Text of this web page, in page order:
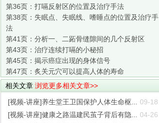
第36页： 打嗝反射区的位置及治疗手法
第38页： 失眠点、失眠线、嗜睡点的位置及治疗手
法
第41页： 分析一、二跖骨缝隙间的几个反射区
第43页： 治疗连续打嗝的小秘招
第45页： 揭示癌症出现的身体信号
第47页： 炙关元穴可以提高人体的寿命
相关文章 浏览更多相关文章>>
[视频-讲座]养生堂王卫国保护人体生命枢... 09-18
[视频-讲座]健康之路温建民茧子背后有隐...
04-26